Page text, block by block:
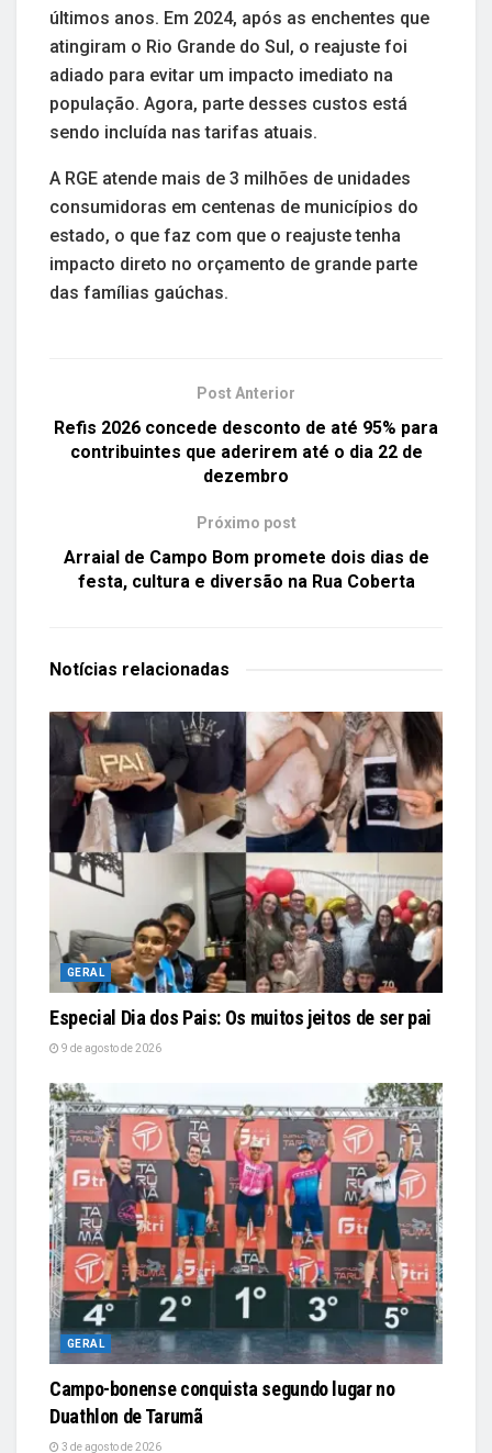
últimos anos. Em 2024, após as enchentes que
atingiram o Rio Grande do Sul, o reajuste foi
adiado para evitar um impacto imediato na
população. Agora, parte desses custos está
sendo incluída nas tarifas atuais.
A RGE atende mais de 3 milhões de unidades
consumidoras em centenas de municípios do
estado, o que faz com que o reajuste tenha
impacto direto no orçamento de grande parte
das famílias gaúchas.
Post Anterior
Refis 2026 concede desconto de até 95% para
contribuintes que aderirem até o dia 22 de
dezembro
Próximo post
Arraial de Campo Bom promete dois dias de
festa, cultura e diversão na Rua Coberta
Notícias relacionadas
GERAL
Especial Dia dos Pais: Os muitos jeitos de ser pai
9 de agosto de 2026
GERAL
Campo-bonense conquista segundo lugar no
Duathlon de Tarumã
3 de agosto de 2026